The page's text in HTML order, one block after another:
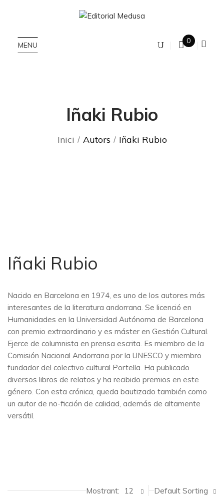
MENU 0
Iñaki Rubio
Inici Autors Iñaki Rubio
Iñaki Rubio
Nacido en Barcelona en 1974, es uno de los autores más
interesantes de la literatura andorrana. Se licenció en
Humanidades en la Universidad Autónoma de Barcelona
con premio extraordinario y es máster en Gestión Cultural.
Ejerce de columnista en prensa escrita. Es miembro de la
Comisión Nacional Andorrana por la UNESCO y miembro
fundador del colectivo cultural Portella. Ha publicado
diversos libros de relatos y ha recibido premios en este
género. Con esta crónica, queda bautizado también como
un autor de no-ficción de calidad, además de altamente
versátil.
Default Sorting
Mostrant: 12